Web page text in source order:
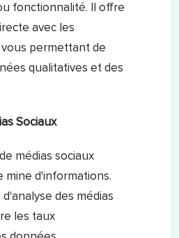
fonctionnalité. Il offre
avec les
permettant de
qualitatives et des
Sociaux
médias sociaux
d'informations.
des médias
les taux